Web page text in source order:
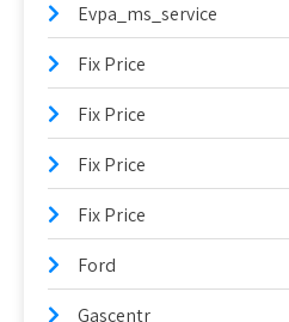
Evpa_ms_service
Fix Price
Fix Price
Fix Price
Fix Price
Ford
Gascentr